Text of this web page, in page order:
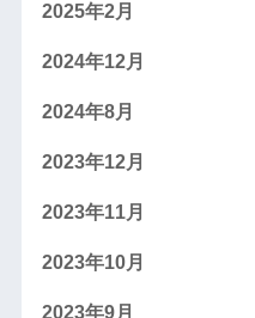
2025年2月
2024年12月
2024年8月
2023年12月
2023年11月
2023年10月
2023年9月